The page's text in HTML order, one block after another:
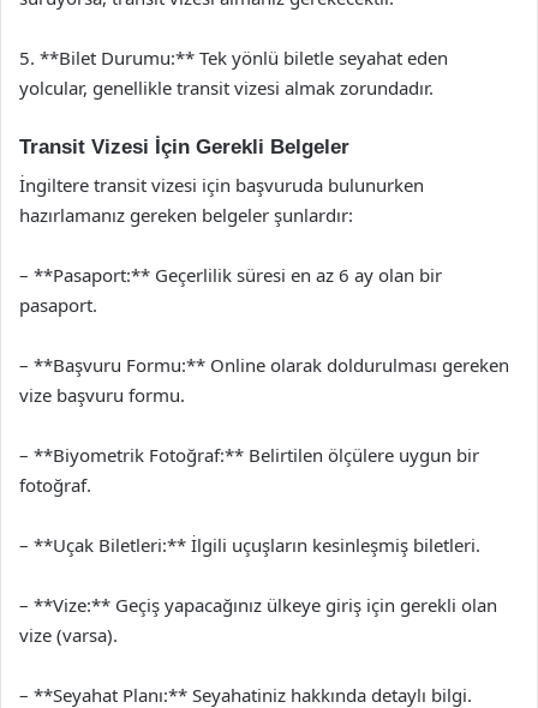
5. **Bilet Durumu:** Tek yönlü biletle seyahat eden
yolcular, genellikle transit vizesi almak zorundadır.
Transit Vizesi İçin Gerekli Belgeler
İngiltere transit vizesi için başvuruda bulunurken
hazırlamanız gereken belgeler şunlardır:
– **Pasaport:** Geçerlilik süresi en az 6 ay olan bir
pasaport.
– **Başvuru Formu:** Online olarak doldurulması gereken
vize başvuru formu.
– **Biyometrik Fotoğraf:** Belirtilen ölçülere uygun bir
fotoğraf.
– **Uçak Biletleri:** İlgili uçuşların kesinleşmiş biletleri.
– **Vize:** Geçiş yapacağınız ülkeye giriş için gerekli olan
vize (varsa).
– **Seyahat Planı:** Seyahatiniz hakkında detaylı bilgi.